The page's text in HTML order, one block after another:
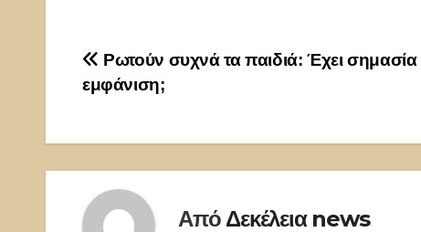
Πλοήγηση
άρθρων
Ρωτούν συχνά τα παιδιά: Έχει σημασία
εμφάνιση;
Από Δεκέλεια news